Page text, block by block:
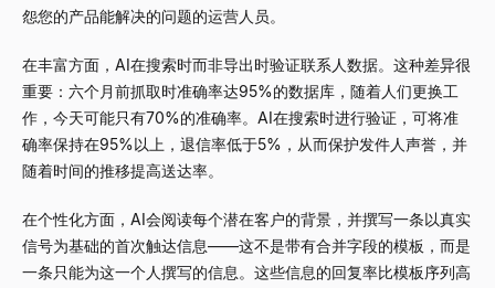
怨您的产品能解决的问题的运营人员。
在丰富方面，AI在搜索时而非导出时验证联系人数据。这种差异很
重要：六个月前抓取时准确率达95%的数据库，随着人们更换工
作，今天可能只有70%的准确率。AI在搜索时进行验证，可将准
确率保持在95%以上，退信率低于5%，从而保护发件人声誉，并
随着时间的推移提高送达率。
在个性化方面，AI会阅读每个潜在客户的背景，并撰写一条以真实
信号为基础的首次触达信息——这不是带有合并字段的模板，而是
一条只能为这一个人撰写的信息。这些信息的回复率比模板序列高